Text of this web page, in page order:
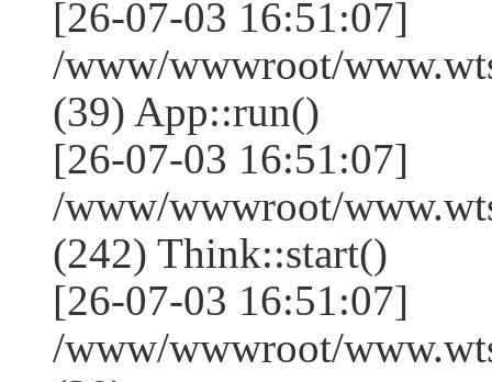
[26-07-03 16:51:07]
/www/wwwroot/
(39) App::run()
[26-07-03 16:51:07]
/www/wwwroot/
(242) Think::start()
[26-07-03 16:51:07]
/www/wwwroot/